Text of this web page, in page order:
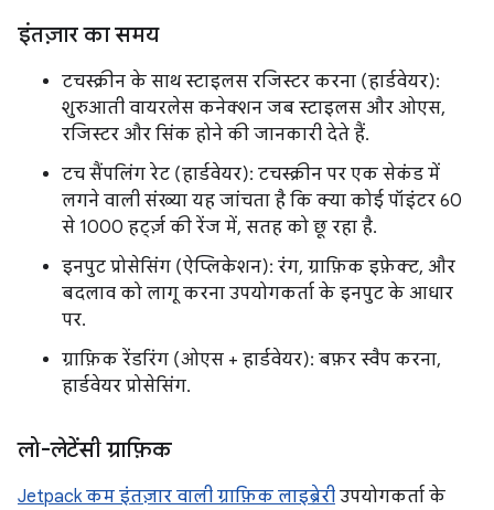
इंतज़ार का समय
टचस्क्रीन के साथ स्टाइलस रजिस्टर करना (हार्डवेयर):
शुरुआती वायरलेस कनेक्शन जब स्टाइलस और ओएस,
रजिस्टर और सिंक होने की जानकारी देते हैं.
टच सैंपलिंग रेट (हार्डवेयर): टचस्क्रीन पर एक सेकंड में
लगने वाली संख्या यह जांचता है कि क्या कोई पॉइंटर 60
से 1000 हर्ट्ज़ की रेंज में, सतह को छू रहा है.
इनपुट प्रोसेसिंग (ऐप्लिकेशन): रंग, ग्राफ़िक इफ़ेक्ट, और
बदलाव को लागू करना उपयोगकर्ता के इनपुट के आधार
पर.
ग्राफ़िक रेंडरिंग (ओएस + हार्डवेयर): बफ़र स्वैप करना,
हार्डवेयर प्रोसेसिंग.
लो-लेटेंसी ग्राफ़िक
Jetpack कम इंतज़ार वाली ग्राफ़िक लाइब्रेरी उपयोगकर्ता के